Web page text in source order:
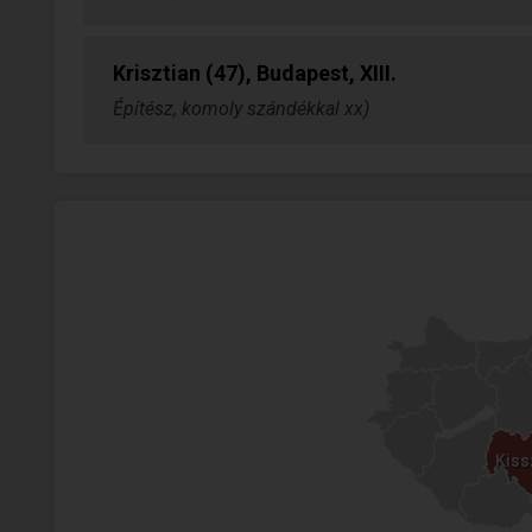
Krisztian (47), Budapest, XIII.
Építész, komoly szándékkal xx)